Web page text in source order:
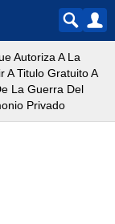
Autoriza A La
A Titulo Gratuito A
La Guerra Del
Privado